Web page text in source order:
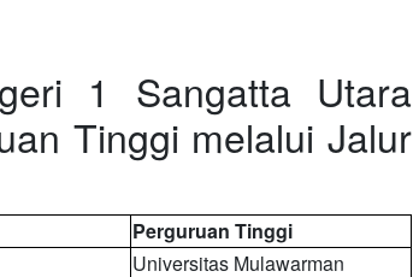
1 Sangatta Utara
Tinggi melalui Jalur
Perguruan Tinggi
Universitas Mulawarman